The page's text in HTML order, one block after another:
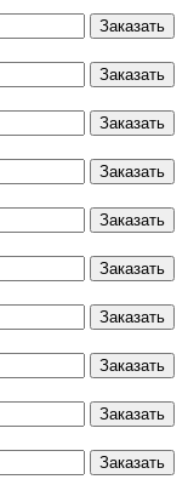
Заказать
Заказать
Заказать
Заказать
Заказать
Заказать
Заказать
Заказать
Заказать
Заказать